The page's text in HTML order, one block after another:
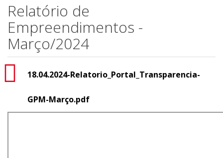
Relatório de
Empreendimentos -
Março/2024
18.04.2024-Relatorio_Portal_Transparencia-
GPM-Março.pdf